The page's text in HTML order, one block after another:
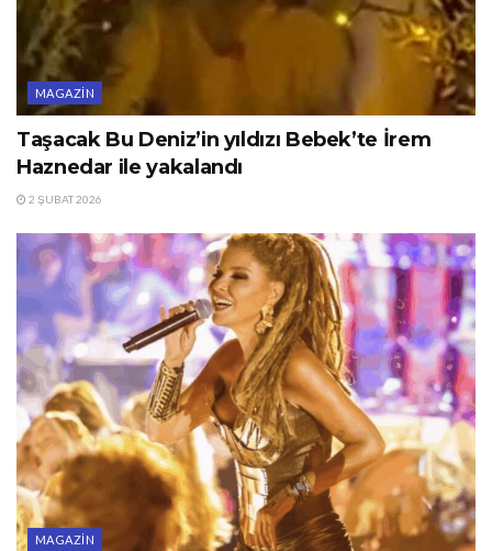
MAGAZIN
Taşacak Bu Deniz’in yıldızı Bebek’te İrem
Haznedar ile yakalandı
2 ŞUBAT 2026
MAGAZIN